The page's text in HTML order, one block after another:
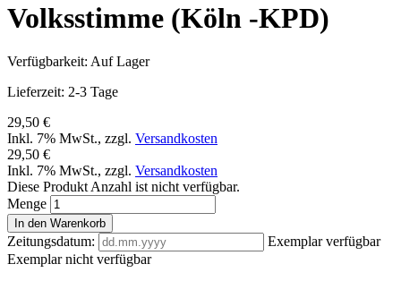
Volksstimme (Köln -KPD)
Verfügbarkeit: Auf Lager
Lieferzeit: 2-3 Tage
29,50 €
Inkl. 7% MwSt., zzgl. Versandkosten
29,50 €
Inkl. 7% MwSt., zzgl. Versandkosten
Diese Produkt Anzahl ist nicht verfügbar.
Menge
In den Warenkorb
Zeitungsdatum:
Exemplar verfügbar
Exemplar nicht verfügbar